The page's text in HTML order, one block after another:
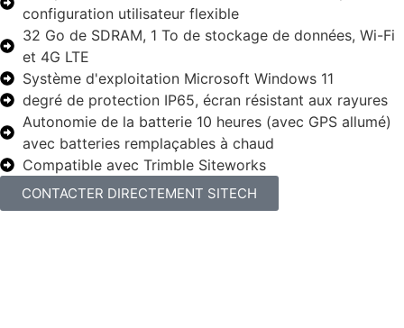
configuration utilisateur flexible
32 Go de SDRAM, 1 To de stockage de données, Wi-Fi
et 4G LTE
Système d'exploitation Microsoft Windows 11
degré de protection IP65, écran résistant aux rayures
Autonomie de la batterie 10 heures (avec GPS allumé)
avec batteries remplaçables à chaud
Compatible avec Trimble Siteworks
CONTACTER DIRECTEMENT SITECH